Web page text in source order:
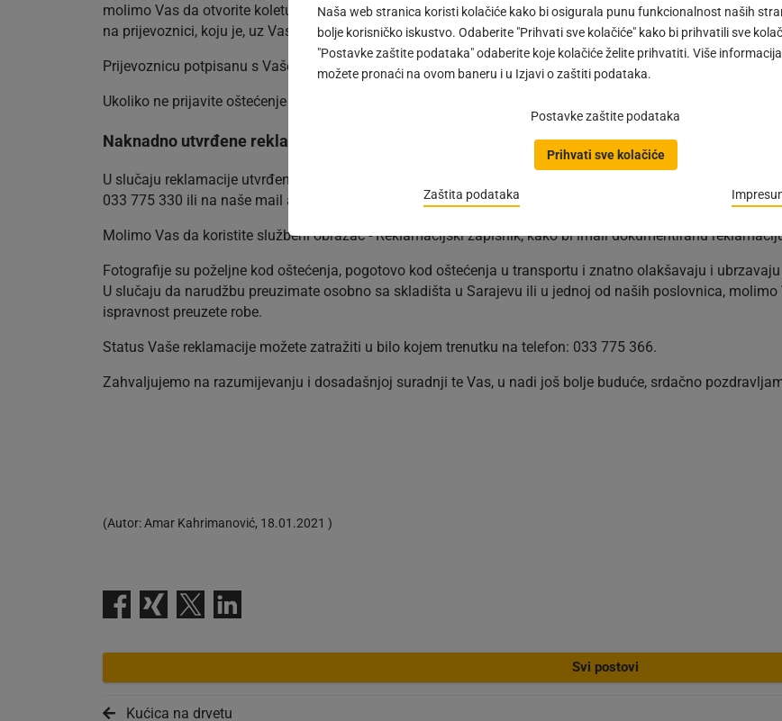
Naša web stranica koristi kolačiće kako bi osigurala punu funkcionalnost naših
bolje korisničko iskustvo. Odaberite "Prihvati sve kolačiće" kako bi prihvatili sve
"Postavke zaštite podataka" odaberite koje kolačiće želite prihvatiti. Više
možete pronaći na ovom baneru i u Izjavi o zaštiti podataka.
Postavke zaštite podataka
Prihvati sve kolačiće
Zaštita podataka
molimo Vas da otvorite koletu te utvrdite da li je roba oštećena. Ako je roba oštećena prilikom transporta
na prijevoznici, koju je, uz Vas, dužan da potpiše i vozač prevozničke firme.
Prijevoznicu potpisanu s Vaše strane i sa strane vozača pošaljite na naš fax ili mail adresu, nakon čega
Ukoliko ne prijavite oštećenje ili manjak robe u transportu i ne pošaljete prijevoznicu, nažalost nećemo
Naknadno utvrđene reklamacije
U slučaju reklamacije utvrđene naknadno (višak/manjak/oštećeno/pogrešna roba…), a u roku 8 dana od
033 775 330 ili na naše mail adrese:
info@schachermayer.ba,ivan.kramar@schachermayer.ba
Molimo Vas da koristite službeni obrazac - Reklamacijski zapisnik, kako bi imali dokumentiranu
Fotografije su poželjne kod oštećenja, pogotovo kod oštećenja u transportu i znatno olakšavaju i
U slučaju da narudžbu preuzimate osobno sa skladišta u Sarajevu ili u jednoj od naših poslovnica,
ispravnost preuzete robe.
Status Vaše reklamacije možete zatražiti u bilo kojem trenutku na telefon: 033 775 366.
Zahvaljujemo na razumijevanju i dosadašnjoj suradnji te Vas, u nadi još bolje buduće, srdačno
(Autor:Amar Kahrimanović, 18.01.2021 )
Svi postovi
Kućica na drvetu